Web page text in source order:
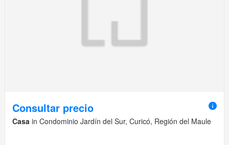
Consultar precio
Casa in Condominio Jardín del Sur, Curicó, Región del Maule